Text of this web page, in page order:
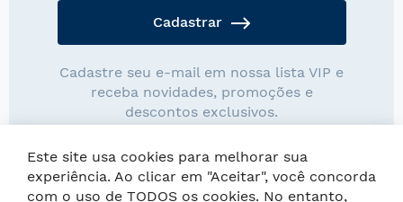
Cadastrar
Cadastre seu e-mail em nossa lista VIP e
receba novidades, promoções e
descontos exclusivos.
Este site usa cookies para melhorar sua
experiência. Ao clicar em "Aceitar", você concorda
com o uso de TODOS os cookies. No entanto,